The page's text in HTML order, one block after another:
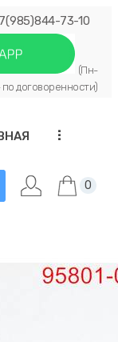
73-10
(Пн-
договоренности)
...
0